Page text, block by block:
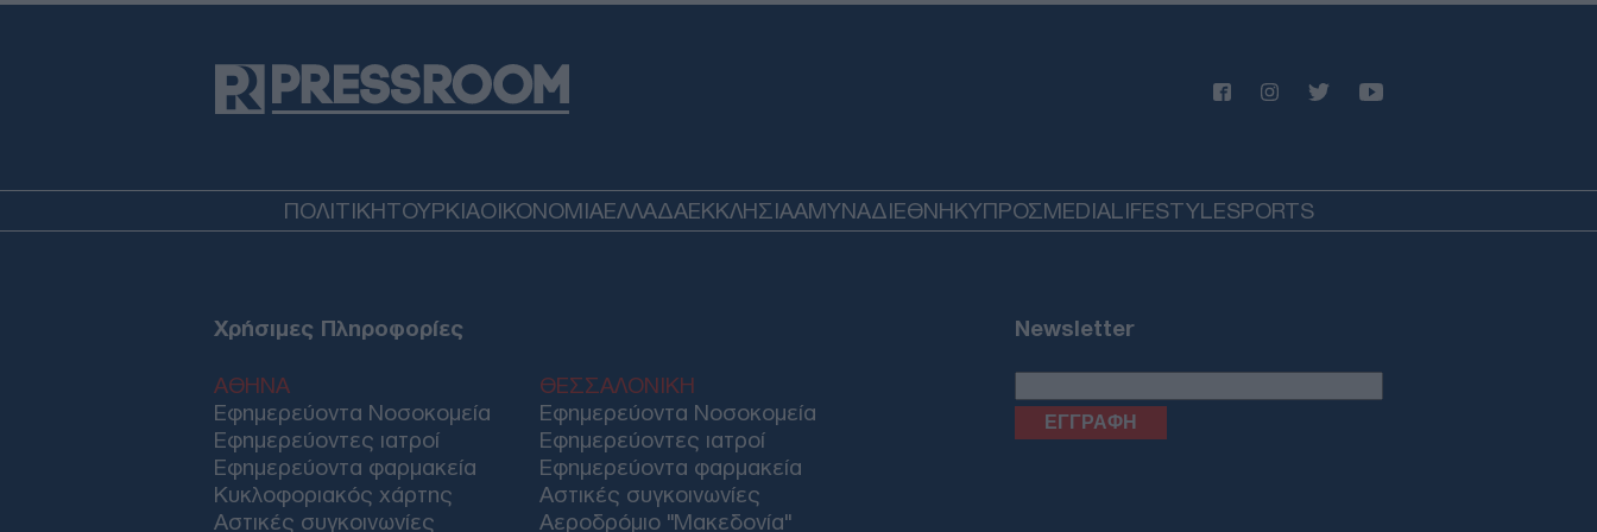
πτώση της στάθμης σε Δούναβη -
Ρήνο και ενεργειακός συναγερμός
Πυρκαγιά στο Στεφάνι Κορινθίας:
Επιχειρούν 82 πυροσβέστες και 11
Σοκ στην Ταϊλάνδη: 14χρονος
νεκροί, 30 τραυματίες
ΔΙΕΘΝΗ
ΠΟΛΙΤΙΚΗΤΟΥΡΚΙΑΟΙΚΟΝΟΜΙΑΕΛΛΑΔΑΕΚΚΛΗΣΙΑΑΜΥΝΑΔΙΕΘΝΗΚΥΠΡΟΣMEDIALIFESTYLESPORTS
Χρήσιμες Πληροφορίες
ΑΘΗΝΑ
Εφημερεύοντα Νοσοκομεία
Εφημερεύοντες ιατροί
Εφημερεύοντα φαρμακεία
Κυκλοφοριακός χάρτης
Αστικές συγκοινωνίες
ΘΕΣΣΑΛΟΝΙΚΗ
Εφημερεύοντα Νοσοκομεία
Εφημερεύοντες ιατροί
Εφημερεύοντα φαρμακεία
Αστικές συγκοινωνίες
Αεροδρόμιο "Μακεδονία"
Newsletter